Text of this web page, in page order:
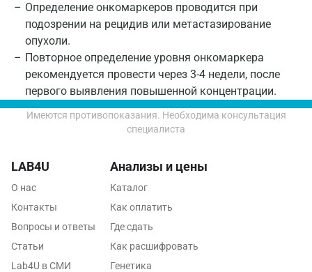
Определение онкомаркеров проводится при
подозрении на рецидив или метастазирование
опухоли.
Повторное определение уровня онкомаркера
рекомендуется провести через 3-4 недели, после
первого выявления повышенной концентрации.
Орехово-Зуево
Павловский посад
Пенза
Пермь
Пушкин
Пушкино
Пятигорск
Имеются противопоказания. Необходима консультация
специалиста
LAB4U
О нас
Контакты
Вопросы и ответы
Статьи
Lab4U в СМИ
Анализы и цены
Каталог
Как оплатить
Где сдать
Как расшифровать
Генетика